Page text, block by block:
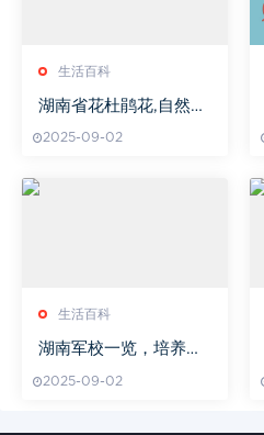
生活百科
湖南省花杜鹃花,自然之
长环境解析
2025-09-02
生活百科
湖南军校一览，培养军
2025-09-02